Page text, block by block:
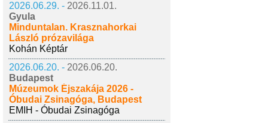
2026.06.29. - 2026.11.01.
Gyula
Minduntalan. Krasznahorkai
László prózavilága
Kohán Képtár
2026.06.20. - 2026.06.20.
Budapest
Múzeumok Éjszakája 2026 -
Óbudai Zsinagóga, Budapest
EMIH - Óbudai Zsinagóga